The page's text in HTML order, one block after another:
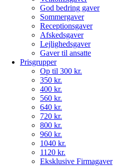
God bedring gaver
Sommergaver
Receptionsgaver
Afskedsgaver
Lejlighedsgaver
Gaver til ansatte
Prisgrupper
Op til 300 kr.
350 kr.
400 kr.
560 kr.
640 kr.
720 kr.
800 kr.
960 kr.
1040 kr.
1120 kr.
Eksklusive Firmagaver